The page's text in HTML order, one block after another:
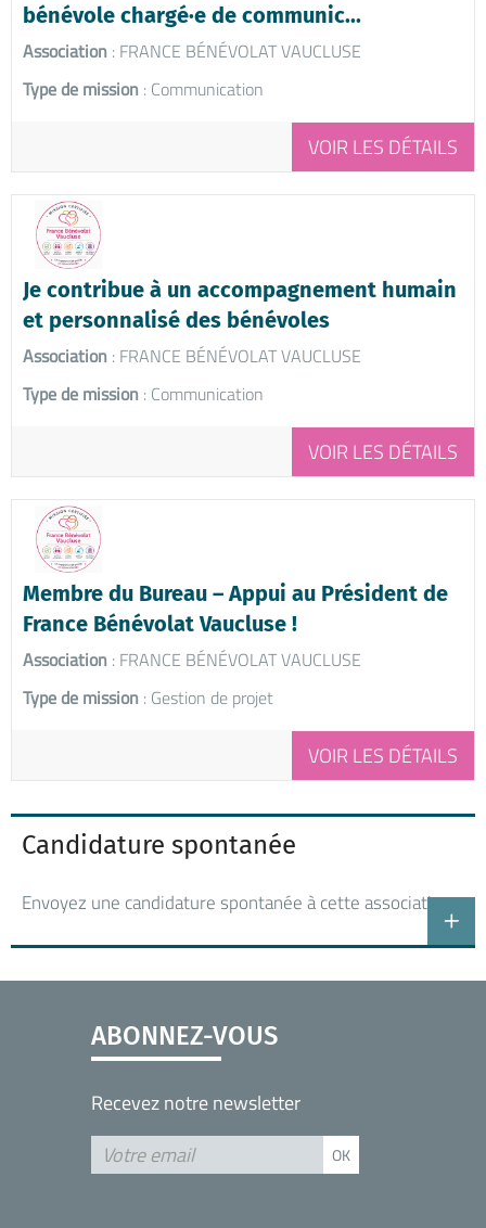
bénévole chargé·e de communic...
Association : FRANCE BÉNÉVOLAT VAUCLUSE
Type de mission : Communication
VOIR LES DÉTAILS
Je contribue à un accompagnement humain
et personnalisé des bénévoles
Association : FRANCE BÉNÉVOLAT VAUCLUSE
Type de mission : Communication
VOIR LES DÉTAILS
Membre du Bureau – Appui au Président de
France Bénévolat Vaucluse !
Association : FRANCE BÉNÉVOLAT VAUCLUSE
Type de mission : Gestion de projet
VOIR LES DÉTAILS
Candidature spontanée
Envoyez une candidature spontanée à cette association
ABONNEZ-VOUS
Recevez notre newsletter